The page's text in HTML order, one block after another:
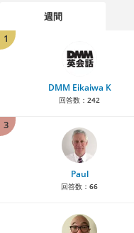
週間
1
DMM Eikaiwa K
回答数： 242
3
Paul
回答数： 66